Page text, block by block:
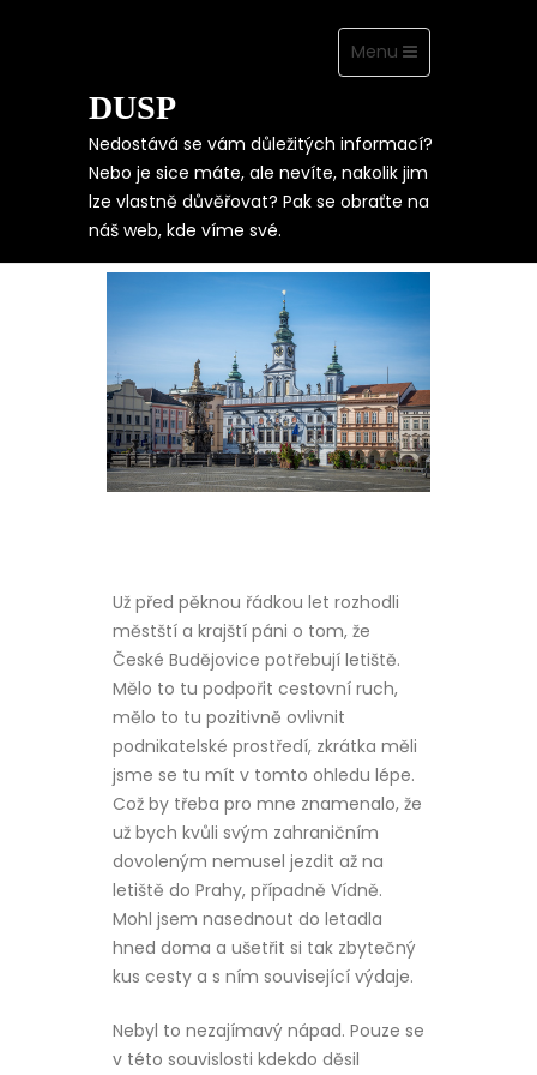
Toggle
navigation
Menu
DUSP
Nedostává se vám důležitých informací?
Nebo je sice máte, ale nevíte, nakolik jim
lze vlastně důvěřovat? Pak se obraťte na
náš web, kde víme své.
ZASE SE NĚCO
NEPOVEDLO
Už před pěknou řádkou let rozhodli
městští a krajští páni o tom, že
České Budějovice potřebují letiště.
Mělo to tu podpořit cestovní ruch,
mělo to tu pozitivně ovlivnit
podnikatelské prostředí, zkrátka měli
jsme se tu mít v tomto ohledu lépe.
Což by třeba pro mne znamenalo, že
už bych kvůli svým zahraničním
dovoleným nemusel jezdit až na
letiště do Prahy, případně Vídně.
Mohl jsem nasednout do letadla
hned doma a ušetřit si tak zbytečný
kus cesty a s ním související výdaje.
Nebyl to nezajímavý nápad. Pouze se
v této souvislosti kdekdo děsil